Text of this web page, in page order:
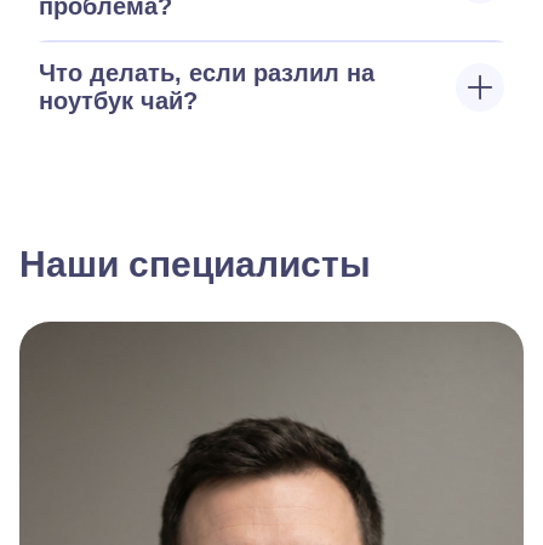
проблема?
Что делать, если разлил на
ноутбук чай?
Наши специалисты